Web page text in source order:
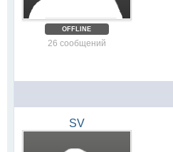
OFFLINE
26 сообщений
SV